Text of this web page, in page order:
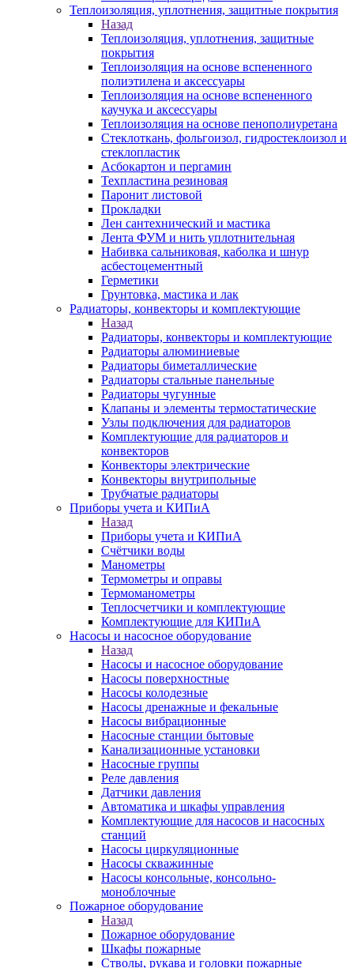
Теплоизоляция, уплотнения, защитные покрытия
Назад
Теплоизоляция, уплотнения, защитные
покрытия
Теплоизоляция на основе вспененного
полиэтилена и аксессуары
Теплоизоляция на основе вспененного
каучука и аксессуары
Теплоизоляция на основе пенополиуретана
Стеклоткань, фольгоизол, гидростеклоизол и
стеклопластик
Асбокартон и пергамин
Техпластина резиновая
Паронит листовой
Прокладки
Лен сантехнический и мастика
Лента ФУМ и нить уплотнительная
Набивка сальниковая, каболка и шнур
асбестоцементный
Герметики
Грунтовка, мастика и лак
Радиаторы, конвекторы и комплектующие
Назад
Радиаторы, конвекторы и комплектующие
Радиаторы алюминиевые
Радиаторы биметаллические
Радиаторы стальные панельные
Радиаторы чугунные
Клапаны и элементы термостатические
Узлы подключения для радиаторов
Комплектующие для радиаторов и
конвекторов
Конвекторы электрические
Конвекторы внутрипольные
Трубчатые радиаторы
Приборы учета и КИПиА
Назад
Приборы учета и КИПиА
Счётчики воды
Манометры
Термометры и оправы
Термоманометры
Теплосчетчики и комплектующие
Комплектующие для КИПиА
Насосы и насосное оборудование
Назад
Насосы и насосное оборудование
Насосы поверхностные
Насосы колодезные
Насосы дренажные и фекальные
Насосы вибрационные
Насосные станции бытовые
Канализационные установки
Насосные группы
Реле давления
Датчики давления
Автоматика и шкафы управления
Комплектующие для насосов и насосных
станций
Насосы циркуляционные
Насосы скважинные
Насосы консольные, консольно-
моноблочные
Пожарное оборудование
Назад
Пожарное оборудование
Шкафы пожарные
Стволы, рукава и головки пожарные